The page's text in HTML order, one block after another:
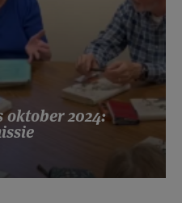
oktober 2024: